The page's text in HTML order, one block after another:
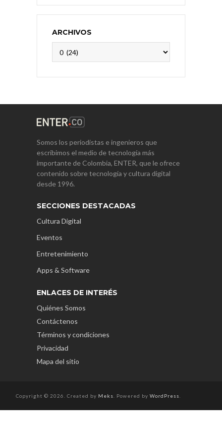
ARCHIVOS
Somos los periodistas e ingenieros que
escribimos el medio de tecnología más
importante de Colombia, ENTER, que le ofrece
contenido sobre tecnología y cultura digital
desde 1996.
SECCIONES DESTACADAS
Cultura Digital
Eventos
Entretenimiento
Apps & Software
ENLACES DE INTERÉS
Quiénes Somos
Contáctenos
Términos y condiciones
Privacidad
Mapa del sitio
Copyright © 2026. Created by Meks . Powered by WordPress